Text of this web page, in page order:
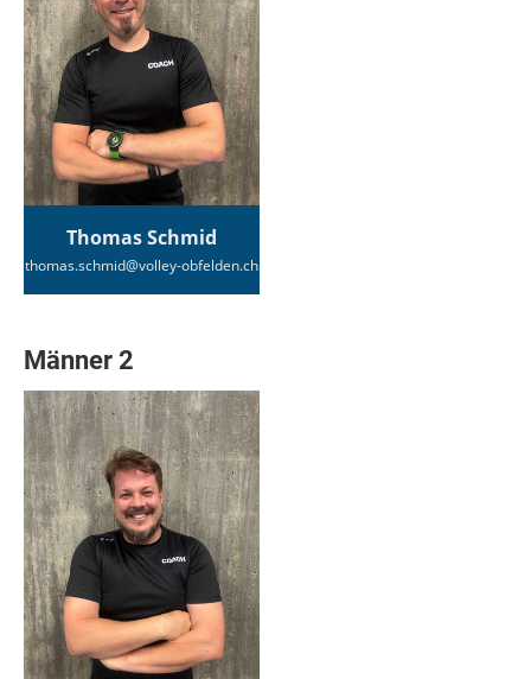
Thomas Schmid
thomas.schmid@volley-obfelden.ch
Männer 2